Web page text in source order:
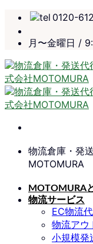
Skip
content
0120-
月〜金曜日 /
物流倉庫・発
MOTOMURA
MOTOMURA
物流サービス
EC物流
物流アウ
小規模発